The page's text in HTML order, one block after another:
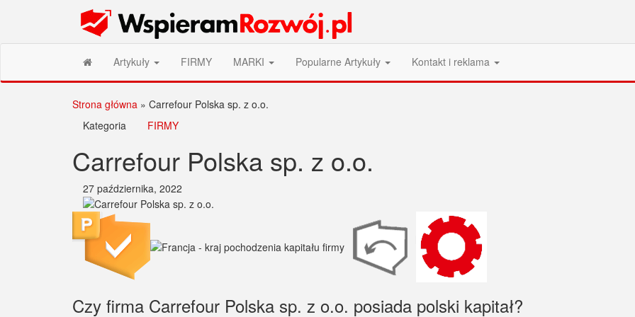
Wspieram Rozwój PL
Artykuły FIRMY MARKI Popularne Artykuły Kontakt i reklama
Strona główna » Carrefour Polska sp. z o.o.
Kategoria
FIRMY
Carrefour Polska sp. z o.o.
27 października, 2022
Czy firma Carrefour Polska sp. z o.o. posiada polski kapitał?